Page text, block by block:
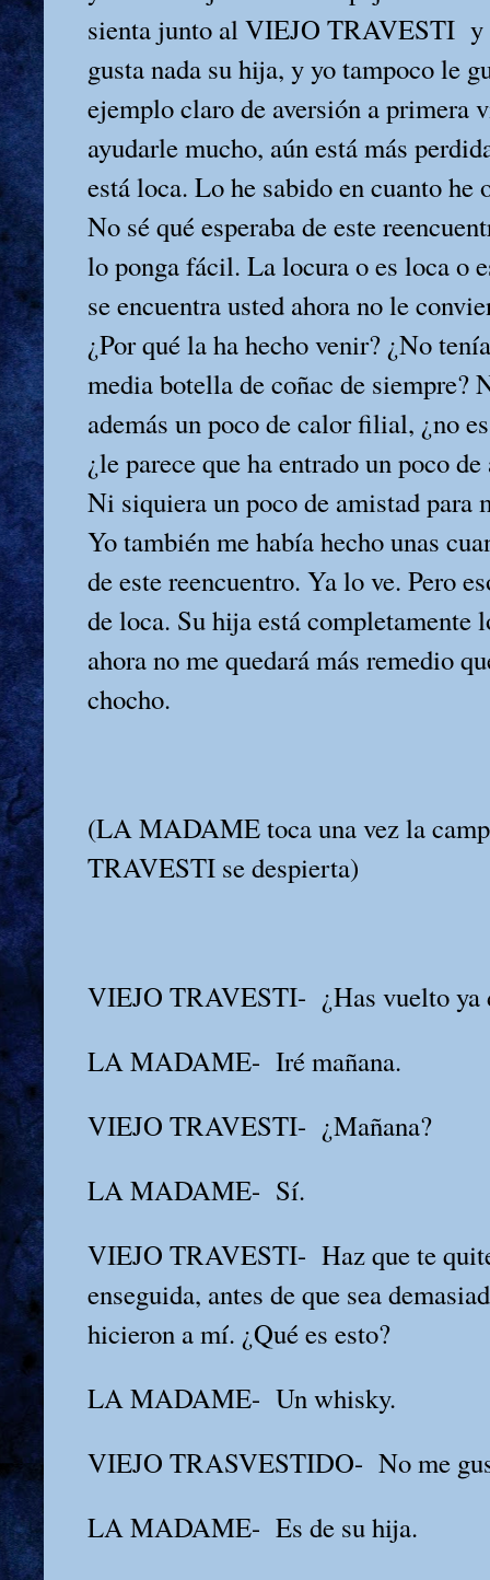
sienta junto al VIEJO TRAVESTI y
gusta nada su hija, y yo tampoco le
ejemplo claro de aversión a primera
ayudarle mucho, aún está más
está loca. Lo he sabido en cuanto
No sé qué esperaba de este
lo ponga fácil. La locura o es loca o
se encuentra usted ahora no le
¿Por qué la ha hecho venir? ¿No
media botella de coñac de siempre?
además un poco de calor filial, ¿no
¿le parece que ha entrado un poco
Ni siquiera un poco de amistad para
Yo también me había hecho unas
de este reencuentro. Ya lo ve. Pero
de loca. Su hija está completamente
ahora no me quedará más remedio
chocho.
(LA MADAME toca una vez la
TRAVESTI se despierta)
VIEJO TRAVESTI- ¿Has vuelto
LA MADAME- Iré mañana.
VIEJO TRAVESTI- ¿Mañana?
LA MADAME- Sí.
VIEJO TRAVESTI- Haz que te
enseguida, antes de que sea
hicieron a mí. ¿Qué es esto?
LA MADAME- Un whisky.
VIEJO TRASVESTIDO- No me
LA MADAME- Es de su hija.